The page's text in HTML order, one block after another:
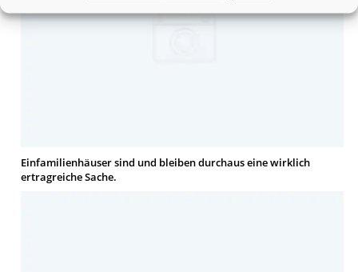
Einfamilienhäuser sind und bleiben durchaus eine wirklich
ertragreiche Sache.